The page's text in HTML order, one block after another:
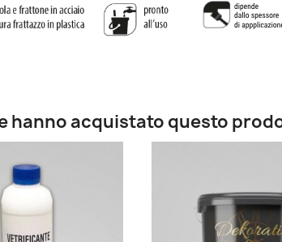
hanno acquistato questo